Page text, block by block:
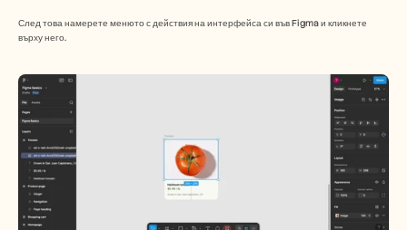
След това намерете менюто с действия на интерфейса си във Figma и кликнете
върху него.